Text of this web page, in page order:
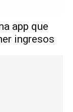
app que
ingresos